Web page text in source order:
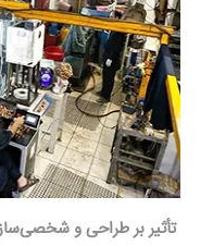
تأثیر بر طراحی و